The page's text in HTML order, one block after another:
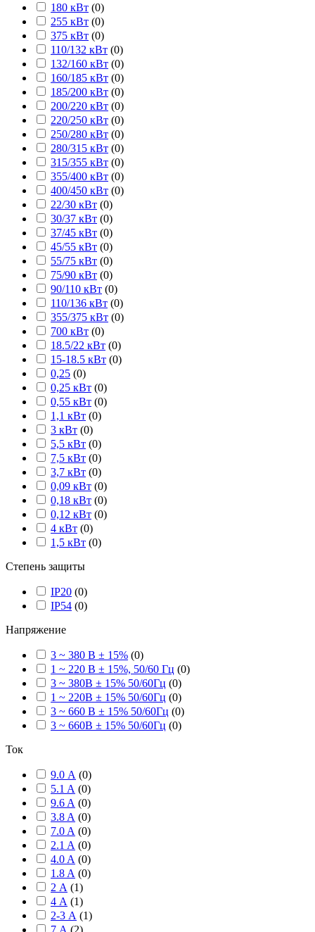
180 кВт (0)
255 кВт (0)
375 кВт (0)
110/132 кВт (0)
132/160 кВт (0)
160/185 кВт (0)
185/200 кВт (0)
200/220 кВт (0)
220/250 кВт (0)
250/280 кВт (0)
280/315 кВт (0)
315/355 кВт (0)
355/400 кВт (0)
400/450 кВт (0)
22/30 кВт (0)
30/37 кВт (0)
37/45 кВт (0)
45/55 кВт (0)
55/75 кВт (0)
75/90 кВт (0)
90/110 кВт (0)
110/136 кВт (0)
355/375 кВт (0)
700 кВт (0)
18.5/22 кВт (0)
15-18.5 кВт (0)
0,25 (0)
0,25 кВт (0)
0,55 кВт (0)
1,1 кВт (0)
3 кВт (0)
5,5 кВт (0)
7,5 кВт (0)
3,7 кВт (0)
0,09 кВт (0)
0,18 кВт (0)
0,12 кВт (0)
4 кВт (0)
1,5 кВт (0)
Степень защиты
IP20 (0)
IP54 (0)
Напряжение
3 ~ 380 В ± 15% (0)
1 ~ 220 В ± 15%, 50/60 Гц (0)
3 ~ 380В ± 15% 50/60Гц (0)
1 ~ 220В ± 15% 50/60Гц (0)
3 ~ 660 В ± 15% 50/60Гц (0)
3 ~ 660В ± 15% 50/60Гц (0)
Ток
9.0 А (0)
5.1 A (0)
9.6 A (0)
3.8 A (0)
7.0 A (0)
2.1 A (0)
4.0 A (0)
1.8 A (0)
2 А (1)
4 А (1)
2-3 А (1)
7 А (2)